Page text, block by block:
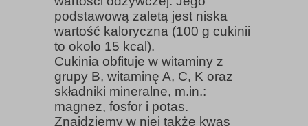
podstawową zaletą jest niska
wartość kaloryczna (100 g cukinii
to około 15 kcal).
Cukinia obfituje w witaminy z
grupy B, witaminę A, C, K oraz
składniki mineralne, m.in.:
magnez, fosfor i potas.
Znajdziemy w niej także kwas